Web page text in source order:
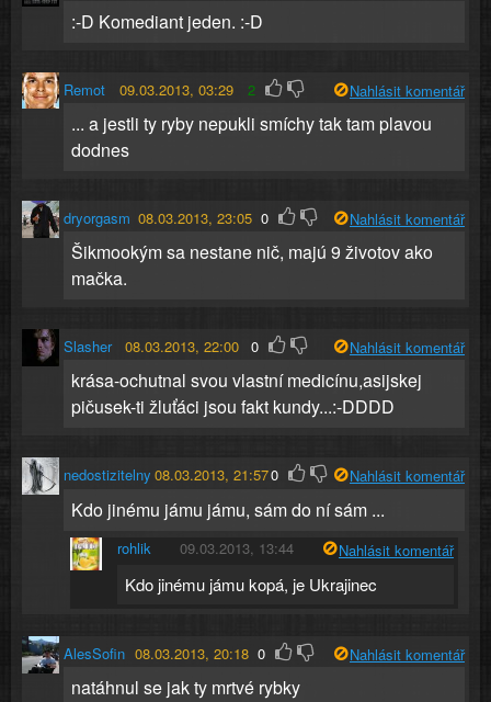
:-D Komediant jeden. :-D
Remot 09.03.2013, 03:29 2 Nahlásit komentář
... a jestli ty ryby nepukli smíchy tak tam plavou
dodnes
dryorgasm 08.03.2013, 23:05 0 Nahlásit komentář
Šikmookým sa nestane nič, majú 9 životov ako
mačka.
Slasher 08.03.2013, 22:00 0 Nahlásit komentář
krása-ochutnal svou vlastní medicínu,asijskej
pičusek-ti žluťáci jsou fakt kundy...:-DDDD
nedostizitelny 08.03.2013, 21:570 Nahlásit komentář
Kdo jinému jámu jámu, sám do ní sám ...
rohlik 09.03.2013, 13:44 Nahlásit komentář
Kdo jinému jámu kopá, je Ukrajinec
AlesSofin 08.03.2013, 20:18 0 Nahlásit komentář
natáhnul se jak ty mrtvé rybky